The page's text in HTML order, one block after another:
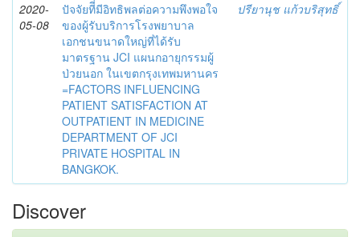
2020-
05-08
ปัจจัยทีี่มีอิทธิพลต่อความพึงพอใจ
ของผู้รับบริการโรงพยาบาล
เอกชนขนาดใหญ่ที่ได้รับ
มาตรฐาน JCI แผนกอายุกรรมผู้
ป่วยนอก ในเขตกรุงเทพมหานคร
=FACTORS INFLUENCING
PATIENT SATISFACTION AT
OUTPATIENT IN MEDICINE
DEPARTMENT OF JCI
PRIVATE HOSPITAL IN
BANGKOK.
ปรียานุช แก้วบริสุทธิ์
Discover